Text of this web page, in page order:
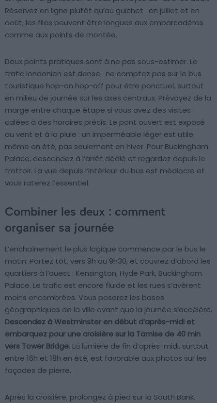
Réservez en ligne plutôt qu’au guichet : en juillet et en
août, les files peuvent être longues aux embarcadères
comme aux points de montée.
Deux points pratiques sont à ne pas sous-estimer. Le
trafic londonien est dense : ne comptez pas sur le bus
touristique hop-on hop-off pour être ponctuel, surtout
en milieu de journée sur les axes centraux. Prévoyez de la
marge entre chaque étape si vous avez des visites
calées à des horaires précis. Le pont ouvert est exposé
au vent et à la pluie : un imperméable léger est utile
même en été, pas seulement en hiver. Pour Buckingham
Palace, descendez à l’arrêt dédié et regardez depuis le
trottoir. La vue depuis l’intérieur du bus est médiocre et
vous raterez l’essentiel.
Combiner les deux : comment
organiser sa journée
L’enchaînement le plus logique commence par le bus le
matin. Partez tôt, vers 9h ou 9h30, et couvrez d’abord les
quartiers à l’ouest : Kensington, Hyde Park, Buckingham
Palace. Le trafic est encore fluide et les rues s’avèrent
moins encombrées. Vous poserez les bases
géographiques de la ville avant que la journée s’accélère.
Descendez à Westminster en début d’après-midi et
embarquez pour une croisière sur la Tamise de 40 min
vers Tower Bridge. La lumière de fin d’après-midi, surtout
entre 16h et 18h en été, est favorable aux photos sur les
façades de pierre.
Après la croisière, prolongez à pied sur la South Bank.